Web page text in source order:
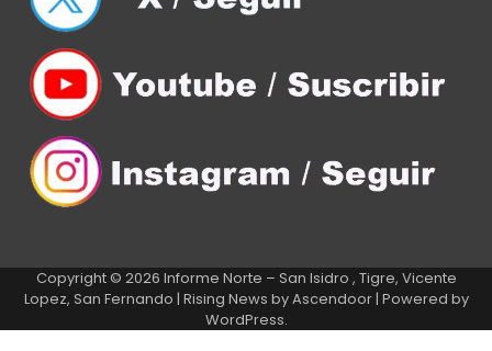
Copyright © 2026 Informe Norte – San Isidro , Tigre, Vicente
Lopez, San Fernando | Rising News byAscendoor| Powered by
WordPress.